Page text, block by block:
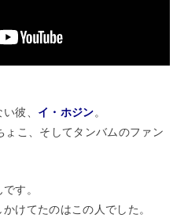
彼、 イ・ホジン。
こ、そしてタンバムのファン
す。
けてたのはこの人でした。